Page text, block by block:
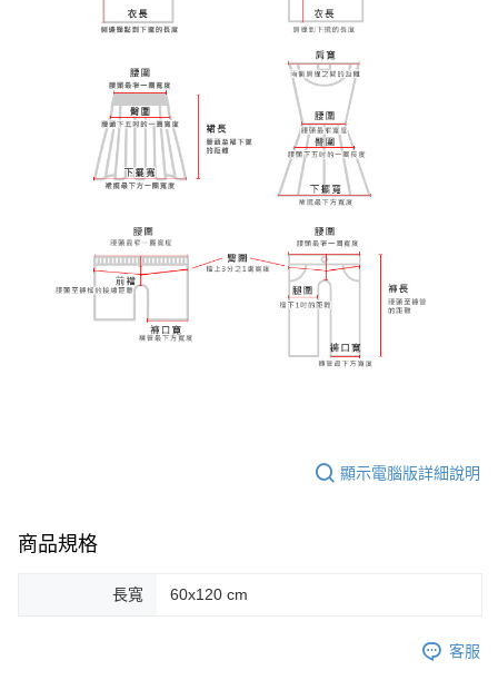
顯示電腦版詳細說明
商品規格
長寬 60x120 cm
客服